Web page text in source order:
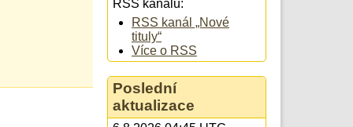
RSS kanálu:
RSS kanál „Nové
tituly“
Více o RSS
Poslední
aktualizace